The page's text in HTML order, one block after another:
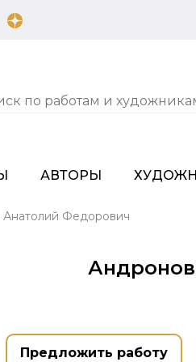
АВТОРЫ
Федорович
Предложить работу